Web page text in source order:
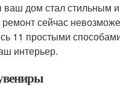
ваш дом стал стильным
сейчас
11 простыми
интерьер.